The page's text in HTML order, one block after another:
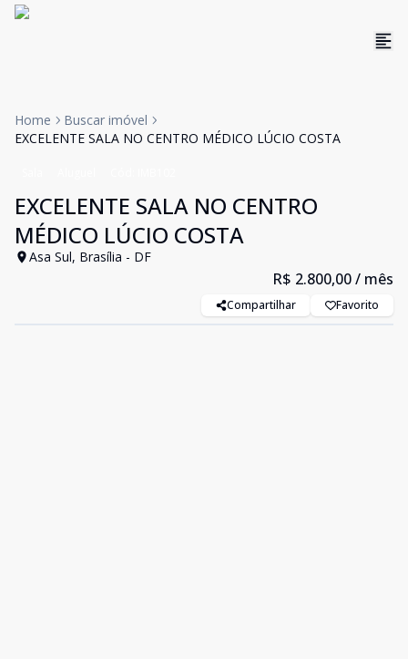
Home
Buscar imóvel
EXCELENTE SALA NO CENTRO MÉDICO LÚCIO COSTA
EXCELENTE SALA NO CENTRO
MÉDICO LÚCIO COSTA
Asa Sul, Brasília - DF
R$ 2.800,00/ mês
Compartilhar Favorito